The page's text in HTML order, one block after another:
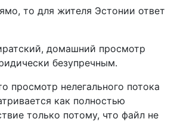
то для жителя Эстонии ответ
домашний просмотр
безупречным.
просмотр нелегального потока
как полностью
только потому, что файл не